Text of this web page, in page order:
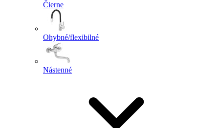
Čierne
Ohybné/flexibilné
Nástenné